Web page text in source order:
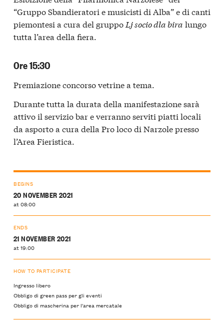
“Gruppo Sbandieratori e musicisti di Alba” e di canti
piemontesi a cura del gruppo Lj socio dla bira lungo
tutta l’area della fiera.
Ore 15:30
Premiazione concorso vetrine a tema.
Durante tutta la durata della manifestazione sarà
attivo il servizio bar e verranno serviti piatti locali
da asporto a cura della Pro loco di Narzole presso
l’Area Fieristica.
BEGINS
20 NOVEMBER 2021
at 08:00
ENDS
21 NOVEMBER 2021
at 19:00
HOW TO PARTICIPATE
Ingresso libero
Obbligo di green pass per gli eventi
Obbligo di mascherina per l'area mercatale